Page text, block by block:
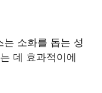
소화를 돕는 성
데 효과적이에